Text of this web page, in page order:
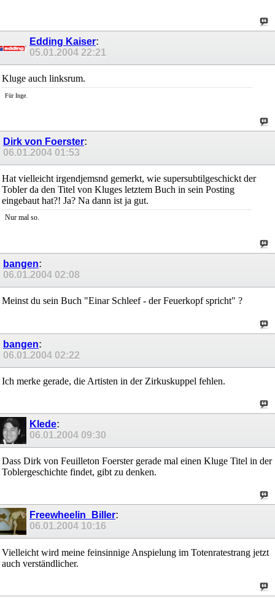
Edding Kaiser:
05.01.2004 22:21
Kluge auch linksrum.
Für Inge.
Dirk von Foerster:
06.01.2004 01:53
Hat vielleicht irgendjemsnd gemerkt, wie supersubtilgeschickt der
Tobler da den Titel von Kluges letztem Buch in sein Posting
eingebaut hat?! Ja? Na dann ist ja gut.
Nur mal so.
bangen:
06.01.2004 02:08
Meinst du sein Buch "Einar Schleef - der Feuerkopf spricht" ?
bangen:
06.01.2004 02:22
Ich merke gerade, die Artisten in der Zirkuskuppel fehlen.
Klede:
06.01.2004 09:30
Dass Dirk von Feuilleton Foerster gerade mal einen Kluge Titel in der
Toblergeschichte findet, gibt zu denken.
Freewheelin_Biller:
06.01.2004 10:16
Vielleicht wird meine feinsinnige Anspielung im Totenratestrang jetzt
auch verständlicher.